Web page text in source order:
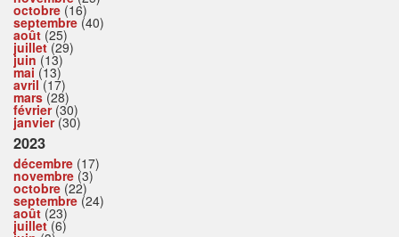
octobre (16)
septembre (40)
août (25)
juillet(29)
juin (13)
mai (13)
avril(17)
mars(28)
février(30)
janvier(30)
2023
décembre (17)
novembre (3)
octobre (22)
septembre (24)
août (23)
juillet(6)